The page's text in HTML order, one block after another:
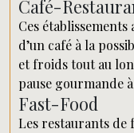
Café-
Ces
d’un café à la
et froids tout au
pause gourmande
Fast-Food
Les restaurants